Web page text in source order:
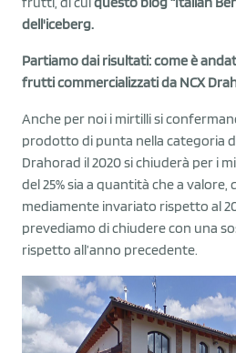
dell'iceberg.
Partiamo dai risultati: come è
frutti commercializzati da NCX
Anche per noi i mirtilli si
prodotto di punta nella categoria
Drahorad il 2020 si chiuderà per i
del 25% sia a quantità che a
mediamente invariato rispetto al
prevediamo di chiudere con una
rispetto all’anno precedente.